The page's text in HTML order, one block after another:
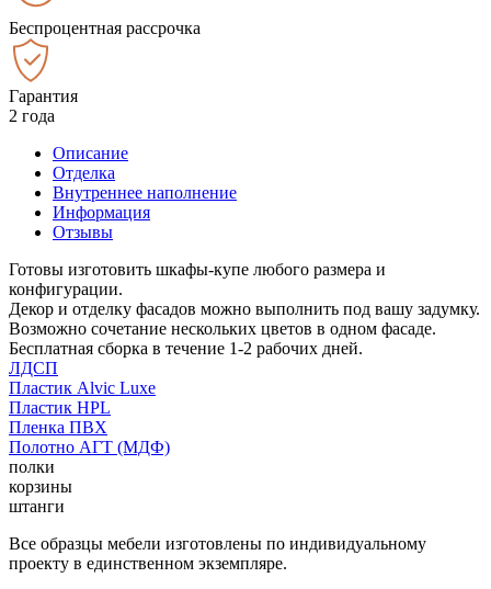
Беспроцентная рассрочка
Гарантия
2 года
Описание
Отделка
Внутреннее наполнение
Информация
Отзывы
Готовы изготовить шкафы-купе любого размера и
конфигурации.
Декор и отделку фасадов можно выполнить под вашу задумку.
Возможно сочетание нескольких цветов в одном фасаде.
Бесплатная сборка в течение 1-2 рабочих дней.
ЛДСП
Пластик Alvic Luxe
Пластик HPL
Пленка ПВХ
Полотно АГТ (МДФ)
полки
корзины
штанги
Все образцы мебели изготовлены по индивидуальному
проекту в единственном экземпляре.